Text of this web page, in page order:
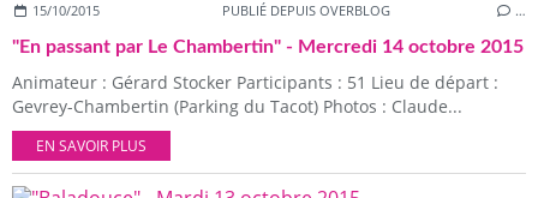
15/10/2015 PUBLIÉ DEPUIS OVERBLOG …
"En passant par Le Chambertin" - Mercredi 14 octobre 2015
Animateur : Gérard Stocker Participants : 51 Lieu de départ :
Gevrey-Chambertin (Parking du Tacot) Photos : Claude...
EN SAVOIR PLUS